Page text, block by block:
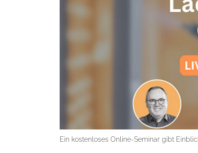
Ein kostenloses Online-Seminar gibt